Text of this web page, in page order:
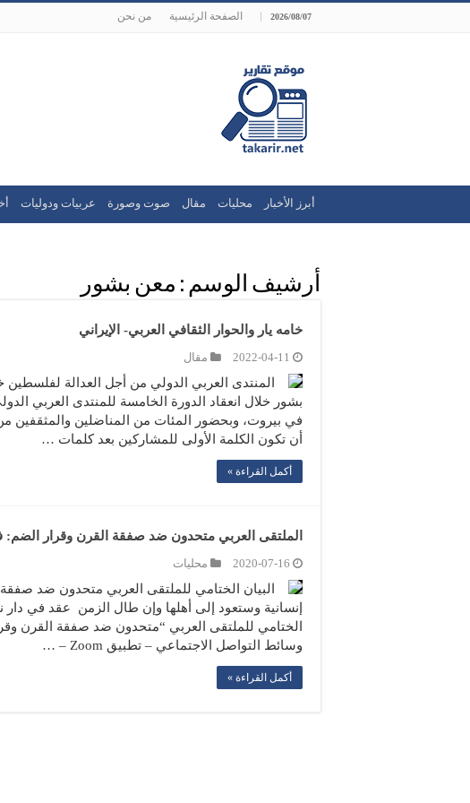
2026/08/07 الصفحة الرئيسية من نحن
أبرز الأخبار محليات مقال صوت وصورة عربيات ودوليات
أرشيف الوسم : معن بشور
خامه يار والحوار الثقافي العربي- الإيراني
2022-04-11 مقال
المنتدى العربي الدولي من أجل العدالة لفلسطين
في بيروت، وبحضور المئات من المناضلين والمثقفين
أن تكون الكلمة الأولى للمشاركين بعد كلمات …
أكمل القراءة »
الملتقى العربي متحدون ضد صفقة القرن وقرار الضم:
2020-07-16 محليات
البيان الختامي للملتقى العربي متحدون ضد
إنسانية وستعود إلى أهلها وإن طال الزمن عقد في دار
الختامي للملتقى العربي “متحدون ضد صفقة القرن
وسائط التواصل الاجتماعي – تطبيق Zoom – …
أكمل القراءة »